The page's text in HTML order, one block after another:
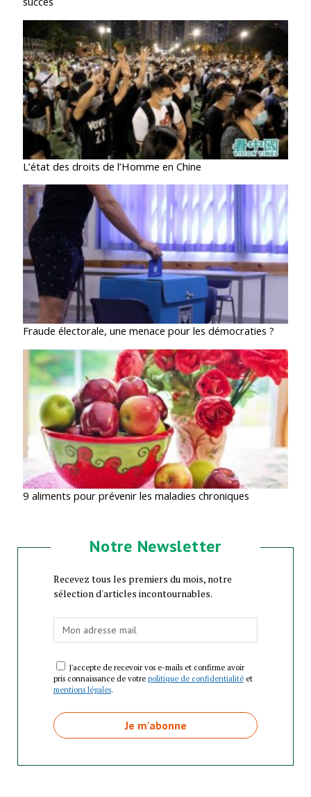
L’état des droits de l’Homme en Chine
Fraude électorale, une menace pour les démocraties ?
9 aliments pour prévenir les maladies chroniques
Notre Newsletter
Recevez tous les premiers du mois, notre
sélection d'articles incontournables.
J'accepte de recevoir vos e-mails et confirme avoir
pris connaissance de votre politique de confidentialitéet
mentions légales.